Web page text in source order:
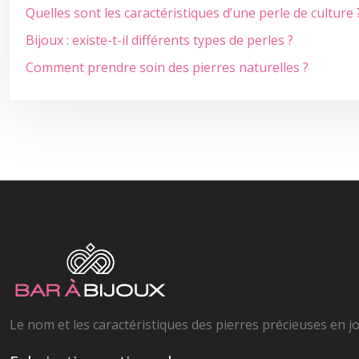
Quelles sont les caractéristiques d’une perle de culture
Bijoux : existe-t-il différents types de perles ?
Comment prendre soin des pierres naturelles ?
Le nom et les caractéristiques des pierres précieuses en